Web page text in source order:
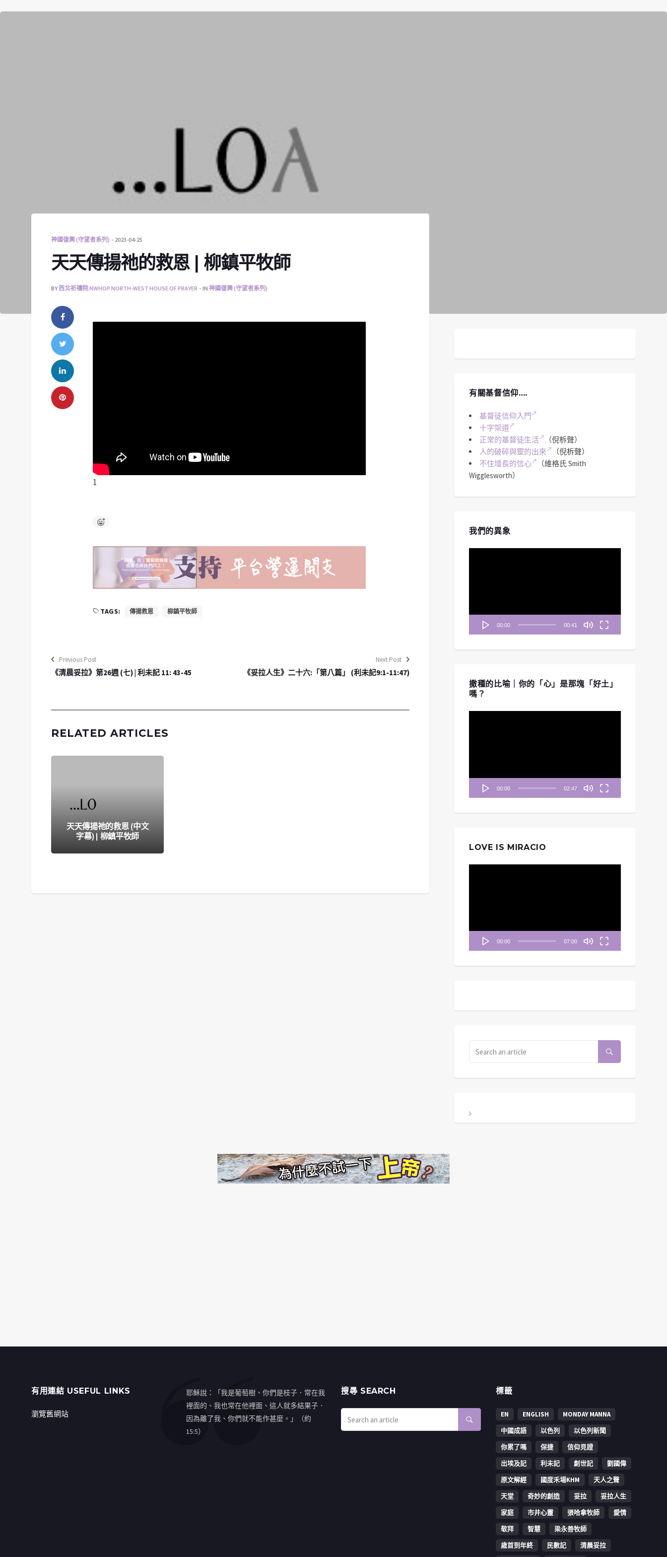
神國復興 (守望者系列) 2023-04-25
天天傳揚祂的救恩 | 柳鎮平牧師
BY西北祈禱院 NWHOP NORTH-WEST HOUSE OF PRAYER IN 神國復興 (守望者系列)
1
TAGS: 傳揚救恩 柳鎮平牧師
Previous Post
《清晨妥拉》第26週 (七) | 利未記 11: 43-45
Next Post
《妥拉人生》二十六:「第八篇」 (利未記9:1-11:47)
RELATED ARTICLES
天天傳揚祂的救恩 (中文
字幕) | 柳鎮平牧師
有關基督信仰….
基督徒信仰入門
十字架道
正常的基督徒生活
（倪柝聲）
人的破碎與靈的出來
（倪柝聲）
不住增長的信心
（維格氏 Smith
Wigglesworth）
我們的異象
00:00 00:41
撒種的比喻｜你的「心」是那塊「好土」
嗎？
00:00 02:47
LOVE IS MIRACIO
00:00 07:00
有用連結 USEFUL LINKS
瀏覽舊網站
耶穌說：「我是葡萄樹、你們是枝子．常在我
裡面的、我也常在他裡面、這人就多結果子．
因為離了我、你們就不能作甚麼。」（約
15:5）
搜㝷 SEARCH 標籤
EN ENGLISH
MONDAY MANNA
中國成語
以色列
以色列新聞
你累了嗎
保捷
信仰見證
出埃及記
利未記 創世記
劉國偉
原文解經
國度禾場KHM
天人之聲
天堂
奇妙的創造 妥拉
妥拉人生
家庭
市井心靈 張哈拿牧師
愛情
敬拜
智慧
梁永善牧師
歳首到年終
民數記 清晨妥拉